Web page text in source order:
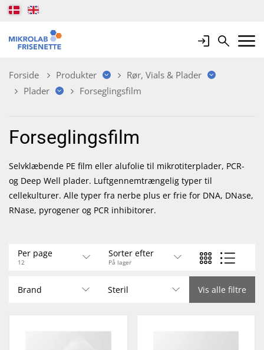
LoginSearchMobile
Forside Produkter
Rør, Vials & Plader
Plader
Forseglingsfilm
Forseglingsfilm
Selvklæbende PE film eller alufolie til mikrotiterplader, PCR-
og Deep Well plader. Luftgennemtrængelig typer til
cellekulturer. Alle typer fra nerbe plus er frie for DNA, DNase,
RNase, pyrogener og PCR inhibitorer.
Per page
12
Sorter efter
På lager
Brand Steril Vis alle filtre